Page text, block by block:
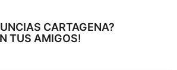
CARTAGENA?
TUS AMIGOS!